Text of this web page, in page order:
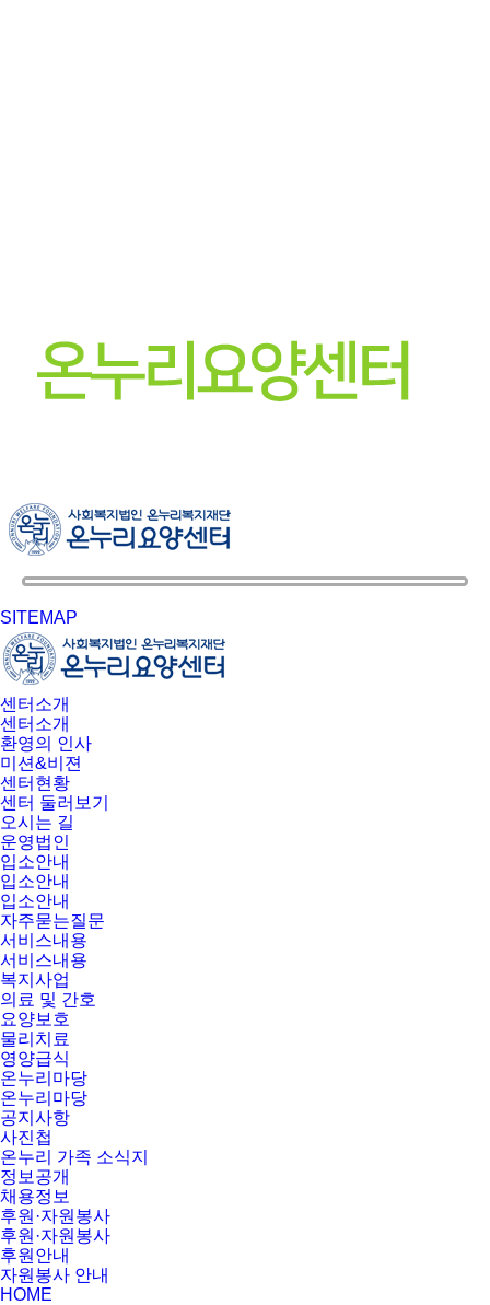
SITEMAP
센터소개
센터소개
환영의 인사
미션&비젼
센터현황
센터 둘러보기
오시는 길
운영법인
입소안내
입소안내
입소안내
자주묻는질문
서비스내용
서비스내용
복지사업
의료 및 간호
요양보호
물리치료
영양급식
온누리마당
온누리마당
공지사항
사진첩
온누리 가족 소식지
정보공개
채용정보
후원·자원봉사
후원·자원봉사
후원안내
자원봉사 안내
HOME